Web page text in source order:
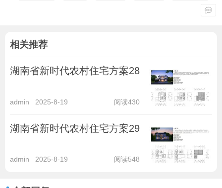
相关推荐
湖南省新时代农村住宅方案28
admin 2025-8-19 阅读430
湖南省新时代农村住宅方案29
admin 2025-8-19 阅读548